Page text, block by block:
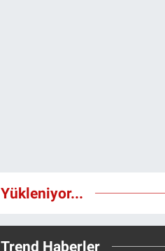
Yükleniyor...
Trend Haberler